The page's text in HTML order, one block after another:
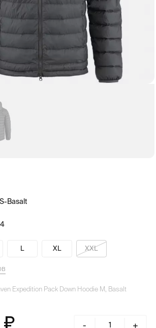
Basalt
L XL XXL
Expedition Pack Down Hoodie M, Basalt
- +